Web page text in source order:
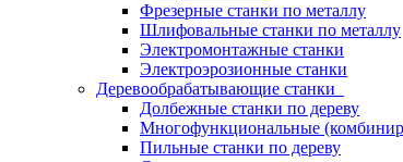
Фрезерные станки по металлу
Шлифовальные станки по металлу
Электромонтажные станки
Электроэрозионные станки
Деревообрабатывающие станки
Долбежные станки по дереву
Многофункциональные
Пильные станки по дереву